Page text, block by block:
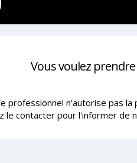
Vous voulez
professionnel n'autorise pas
le contacter pour l'informer